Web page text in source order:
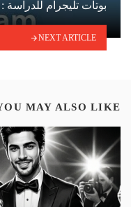
بوتات تليجرام للدراسة :
NEXT ARTICLE
MAY ALSO LIKE